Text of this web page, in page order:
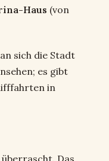
Haus (von
sich die Stadt
es gibt
in
Das